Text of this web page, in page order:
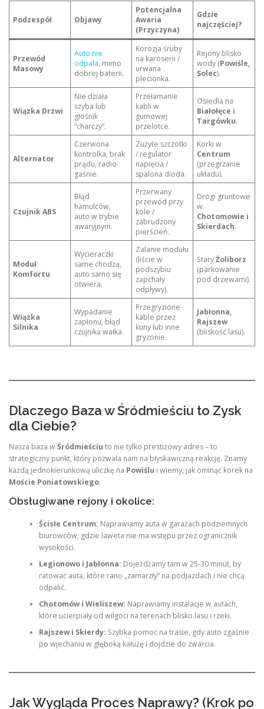
Podzespół Objawy
Potencjalna
Awaria
(Przyczyna)
Gdzie
najczęściej?
Przewód
Masowy
Auto nie
odpala, mimo
dobrej baterii.
Korozja śruby
na karoserii /
urwana
plecionka.
Rejony blisko
wody (Powiśle,
Solec).
Wiązka Drzwi
Nie działa
szyba lub
głośnik
“charczy”.
Przełamanie
kabli w
gumowej
przelotce.
Osiedla na
Białołęce i
Targówku.
Alternator
Czerwona
kontrolka, brak
prądu, radio
gaśnie.
Zużyte szczotki
/ regulator
napięcia /
spalona dioda.
Korki w
Centrum
(przegrzanie
układu).
Czujnik ABS
Błąd
hamulców,
auto w trybie
awaryjnym.
Przerwany
przewód przy
kole /
zabrudzony
pierścień.
Drogi gruntowe
w
Chotomowie i
Skierdach.
Moduł
Komfortu
Wycieraczki
same chodzą,
auto samo się
otwiera.
Zalanie modułu
(liście w
podszybiu
zapchały
odpływy).
StaryŻoliborz
(parkowanie
pod drzewami).
Wiązka
Silnika
Wypadanie
zapłonu, błąd
czujnika wałka.
Przegryzione
kable przez
kuny lub inne
gryzonie.
Jabłonna,
Rajszew
(bliskość lasu).
Dlaczego Baza w Śródmieściu to Zysk
dla Ciebie?
Nasza baza wŚródmieściu to nie tylko prestiżowy adres – to
strategiczny punkt, który pozwala nam na błyskawiczną reakcję. Znamy
każdą jednokierunkową uliczkę na Powiślu i wiemy, jak ominąć korek na
Moście Poniatowskiego.
Obsługiwane rejony i okolice:
Ścisłe Centrum: Naprawiamy auta w garażach podziemnych
biurowców, gdzie laweta nie ma wstępu przez ogranicznik
wysokości.
Legionowo i Jabłonna: Dojeżdżamy tam w 25-30 minut, by
ratować auta, które rano „zamarzły” na podjazdach i nie chcą
odpalić.
Chotomów i Wieliszew: Naprawiamy instalacje w autach,
które ucierpiały od wilgoci na terenach blisko lasu i rzeki.
Rajszew i Skierdy: Szybka pomoc na trasie, gdy auto zgaśnie
po wjechaniu w głęboką kałużę i dojdzie do zwarcia.
Jak Wygląda Proces Naprawy? (Krok po